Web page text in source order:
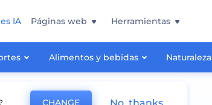
IA
Alimentos y bebidas Naturaleza
Páginas web Herramientas
CHANGE No, thanks